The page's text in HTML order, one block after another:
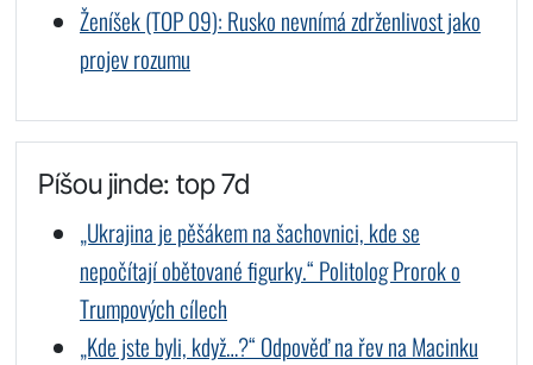
Ženíšek (TOP 09): Rusko nevnímá zdrženlivost jako
projev rozumu
Píšou jinde: top 7d
„Ukrajina je pěšákem na šachovnici, kde se
nepočítají obětované figurky.“ Politolog Prorok o
Trumpových cílech
„Kde jste byli, když…?“ Odpověď na řev na Macinku